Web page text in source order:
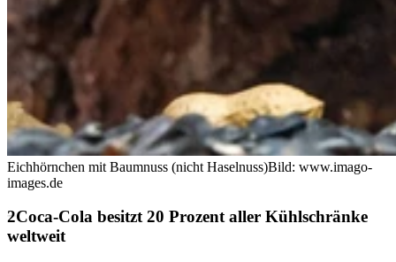
Eichhörnchen mit Baumnuss (nicht Haselnuss)Bild: www.imago-
images.de
Coca-Cola besitzt 20 Prozent aller Kühlschränke
weltweit